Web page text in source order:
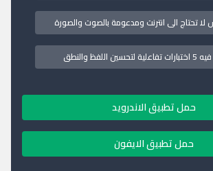
تحتاج الى انترنت ومدعومة بالصوت والصورة
والنطق
حمل تطبيق الاندرويد
حمل تطبيق الايفون